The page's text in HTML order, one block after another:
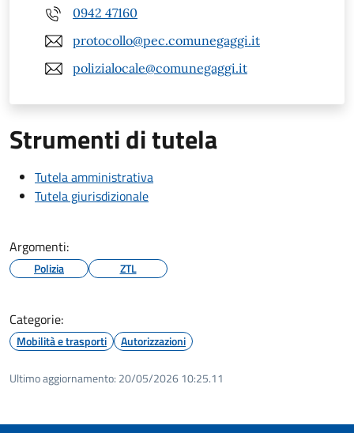
0942 47160
protocollo@pec.comunegaggi.it
polizialocale@comunegaggi.it
Strumenti di tutela
Tutela amministrativa
Tutela giurisdizionale
Argomenti:
Polizia ZTL
Categorie:
Mobilità e trasporti Autorizzazioni
Ultimo aggiornamento: 20/05/2026 10:25.11